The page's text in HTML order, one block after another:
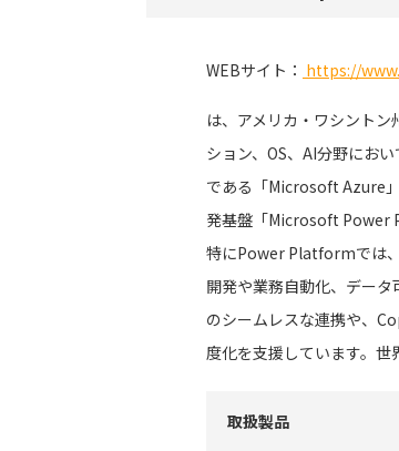
WEBサイト： https://
は、アメリカ・ワシント
ション、OS、AI分野にお
である「Microsoft Azure
発基盤「Microsoft Power
特にPower Platformでは
開発や業務自動化、デー
のシームレスな連携や、
度化を支援しています。
取扱製品